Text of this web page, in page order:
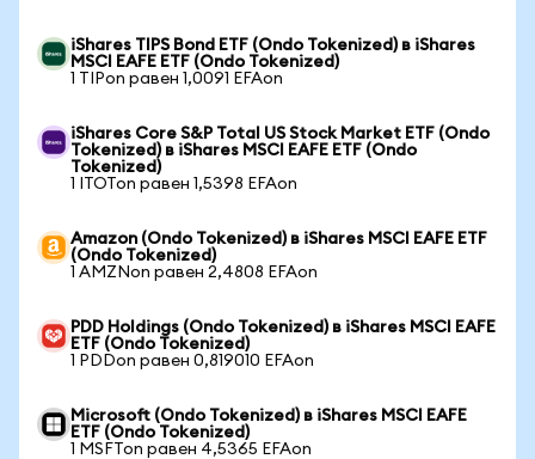
iShares TIPS Bond ETF (Ondo Tokenized) в iShares
MSCI EAFE ETF (Ondo Tokenized)
1 TIPon равен 1,0091 EFAon
iShares Core S&P Total US Stock Market ETF (Ondo
Tokenized) в iShares MSCI EAFE ETF (Ondo
Tokenized)
1 ITOTon равен 1,5398 EFAon
Amazon (Ondo Tokenized) в iShares MSCI EAFE ETF
(Ondo Tokenized)
1 AMZNon равен 2,4808 EFAon
PDD Holdings (Ondo Tokenized) в iShares MSCI EAFE
ETF (Ondo Tokenized)
1 PDDon равен 0,819010 EFAon
Microsoft (Ondo Tokenized) в iShares MSCI EAFE
ETF (Ondo Tokenized)
1 MSFTon равен 4,5365 EFAon